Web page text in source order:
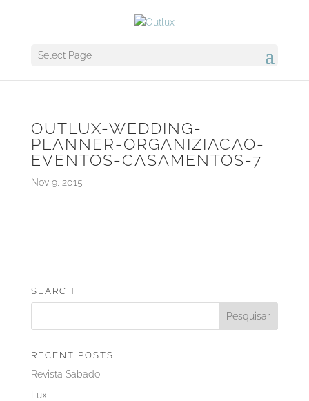
Select Page
OUTLUX-WEDDING-
PLANNER-ORGANIZIACAO-
EVENTOS-CASAMENTOS-7
Nov 9, 2015
SEARCH
RECENT POSTS
Revista Sábado
Lux